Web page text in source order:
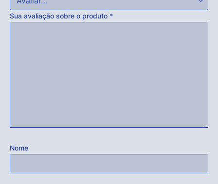
Sua avaliação sobre o produto *
Nome